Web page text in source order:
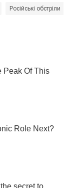
Російські обстріли